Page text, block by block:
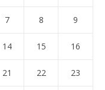
7 8 9
14 15 16
21 22 23